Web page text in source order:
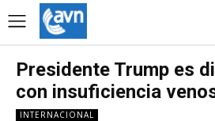
Presidente Trump es
con insuficiencia
INTERNACIONAL